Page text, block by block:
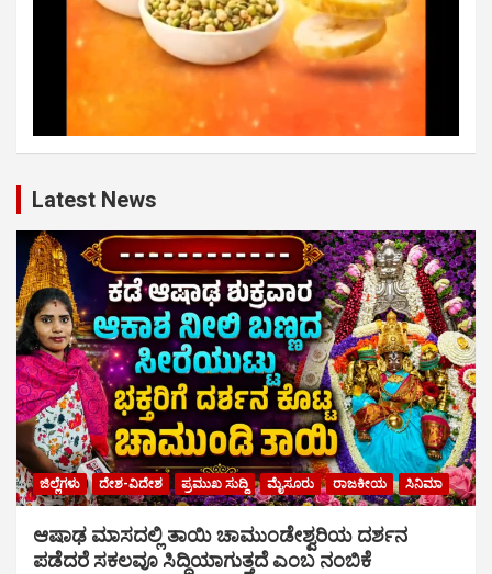
Latest News
ಜಿಲ್ಲೆಗಳು ದೇಶ-ವಿದೇಶ ಪ್ರಮುಖ ಸುದ್ದಿ ಮೈಸೂರು ರಾಜಕೀಯ ಸಿನಿಮಾ
ಆಷಾಢ ಮಾಸದಲ್ಲಿ ತಾಯಿ ಚಾಮುಂಡೇಶ್ವರಿಯ ದರ್ಶನ
ಪಡೆದರೆ ಸಕಲವೂ ಸಿದ್ಧಿಯಾಗುತ್ತದೆ ಎಂಬ ನಂಬಿಕೆ